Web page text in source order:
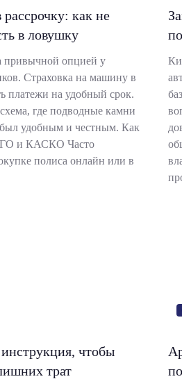
как не
в ловушку
привычной опцией у
Страховка на машину в
платежи на удобный срок.
схема, где подводные камни
удобным и честным. Как
и КАСКО Часто
полиса онлайн или в
чтобы
трат